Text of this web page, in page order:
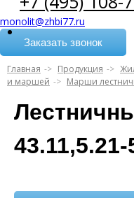
monolit@zhbi77.ru
Заказать звонок
Главная Продукция
и маршей
Марши